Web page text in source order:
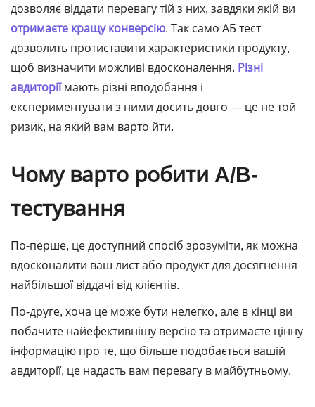
дозволяє віддати перевагу тій з них, завдяки якій ви
отримаєте кращу конверсію. Так само АБ тест
дозволить протиставити характеристики продукту,
щоб визначити можливі вдосконалення. Різні
авдиторіїмають різні вподобання і
експериментувати з ними досить довго — це не той
ризик, на який вам варто йти.
Чому варто робити A/B-
тестування
По-перше, це доступний спосіб зрозуміти, як можна
вдосконалити ваш лист або продукт для досягнення
найбільшої віддачі від клієнтів.
По-друге, хоча це може бути нелегко, але в кінці ви
побачите найефективнішу версію та отримаєте цінну
інформацію про те, що більше подобається вашій
авдиторії, це надасть вам перевагу в майбутньому.